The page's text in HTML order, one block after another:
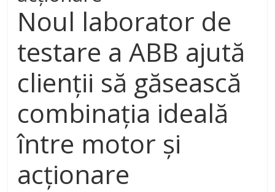
Noul laborator de
testare a ABB ajută
clienții să găsească
combinația ideală
între motor și
acționare